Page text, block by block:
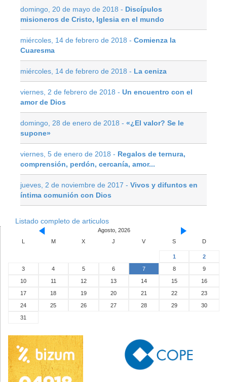
domingo, 20 de mayo de 2018 - Discípulos
misioneros de Cristo, Iglesia en el mundo
miércoles, 14 de febrero de 2018 - Comienza la
Cuaresma
miércoles, 14 de febrero de 2018 - La ceniza
viernes, 2 de febrero de 2018 - Un encuentro con el
amor de Dios
domingo, 28 de enero de 2018 - «¿El valor? Se le
supone»
viernes, 5 de enero de 2018 - Regalos de ternura,
comprensión, perdón, cercanía, amor...
jueves, 2 de noviembre de 2017 - Vivos y difuntos en
íntima comunión con Dios
Listado completo de articulos
Agosto, 2026
L
M X J V S D
1
2
3
4 5 6 7 8
9
10
11 12 13 14 15
16
17
18 19 20 21 22
23
24
25 26 27 28 29
30
31